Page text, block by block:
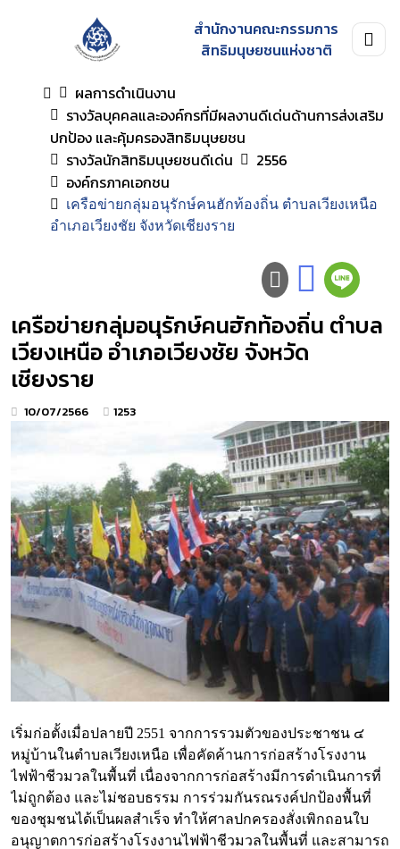
สำนักงานคณะกรรมการ
สิทธิมนุษยชนแห่งชาติ
ผลการดำเนินงาน
รางวัลบุคคลและองค์กรที่มีผลงานดีเด่นด้านการส่งเสริม
ปกป้อง และคุ้มครองสิทธิมนุษยชน
รางวัลนักสิทธิมนุษยชนดีเด่น
2556
องค์กรภาคเอกชน
เครือข่ายกลุ่มอนุรักษ์คนฮักท้องถิ่น ตำบลเวียงเหนือ
อำเภอเวียงชัย จังหวัดเชียงราย
เครือข่ายกลุ่มอนุรักษ์คนฮักท้องถิ่น ตำบล
เวียงเหนือ อำเภอเวียงชัย จังหวัด
เชียงราย
10/07/2566 1253
เริ่มก่อตั้งเมื่อปลายปี 2551 จากการรวมตัวของประชาชน ๔
หมู่บ้านในตำบลเวียงเหนือ เพื่อคัดค้านการก่อสร้างโรงงาน
ไฟฟ้าชีวมวลในพื้นที่ เนื่องจากการก่อสร้างมีการดำเนินการที่
ไม่ถูกต้อง และไม่ชอบธรรม การร่วมกันรณรงค์ปกป้องพื้นที่
ของชุมชนได้เป็นผลสำเร็จ ทำให้ศาลปกครองสั่งเพิกถอนใบ
อนุญาตการก่อสร้างโรงงานไฟฟ้าชีวมวลในพื้นที่ และสามารถ